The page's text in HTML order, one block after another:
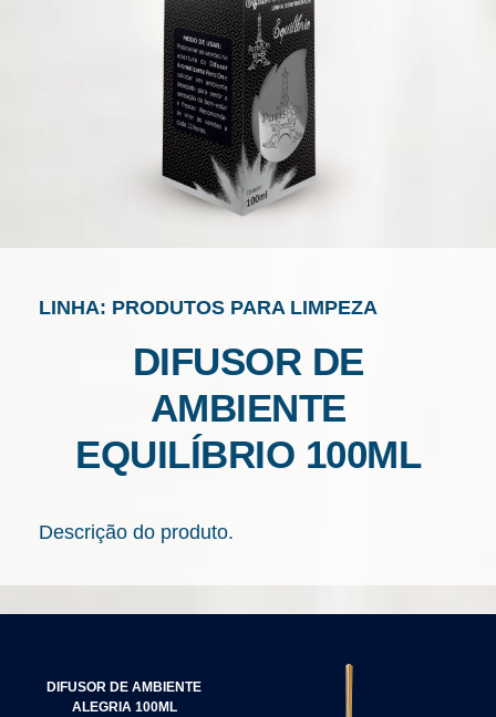
LINHA: PRODUTOS PARA LIMPEZA
DIFUSOR DE
AMBIENTE
EQUILÍBRIO 100ML
Descrição do produto.
POSTDIFUSOR DE AMBIENTE
ALEGRIA 100ML